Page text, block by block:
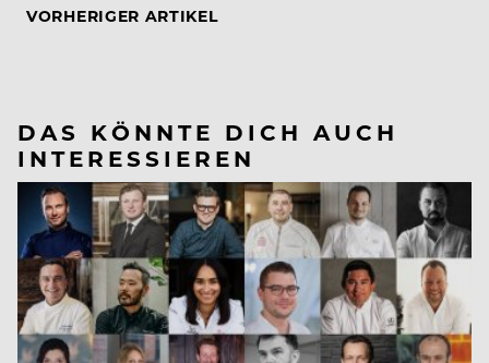
VORHERIGER ARTIKEL
DAS KÖNNTE DICH AUCH
INTERESSIEREN